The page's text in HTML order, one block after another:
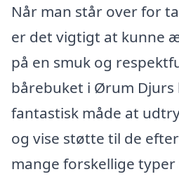
Når man står over for
er det vigtigt at kunne
på en smuk og
bårebuket i Ørum
fantastisk måde at
og vise støtte til de
mange forskellige typer